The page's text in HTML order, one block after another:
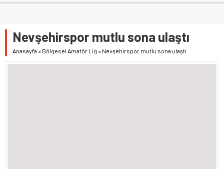
Nevşehirspor mutlu sona ulaştı
Anasayfa » Bölgesel Amatör Lig » Nevşehirspor mutlu sona ulaştı